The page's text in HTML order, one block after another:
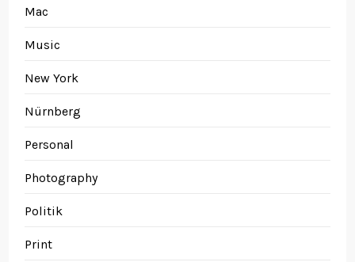
Mac
Music
New York
Nürnberg
Personal
Photography
Politik
Print